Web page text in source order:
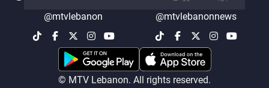
@mtvlebanonnews
@mtvlebanon
© MTV Lebanon. All rights reserved.